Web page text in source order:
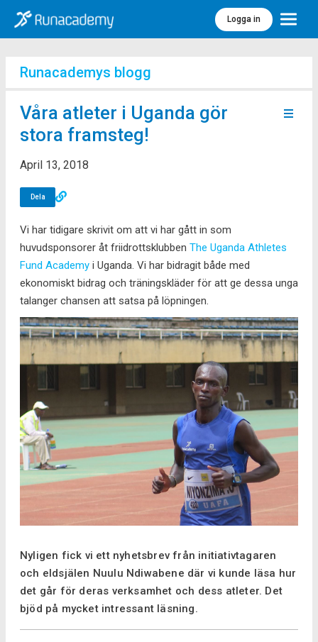
Logga in Meny
Runacademys blogg
Våra atleter i Uganda gör
stora framsteg!
April 13, 2018
Dela
Vi har tidigare skrivit om att vi har gått in som
huvudsponsorer åt friidrottsklubben The Uganda Athletes
Fund Academy i Uganda. Vi har bidragit både med
ekonomiskt bidrag och träningskläder för att ge dessa unga
talanger chansen att satsa på löpningen.
Nyligen fick vi ett nyhetsbrev från initiativtagaren
och eldsjälen Nuulu Ndiwabene där vi kunde läsa hur
det går för deras verksamhet och dess atleter. Det
bjöd på mycket intressant läsning.